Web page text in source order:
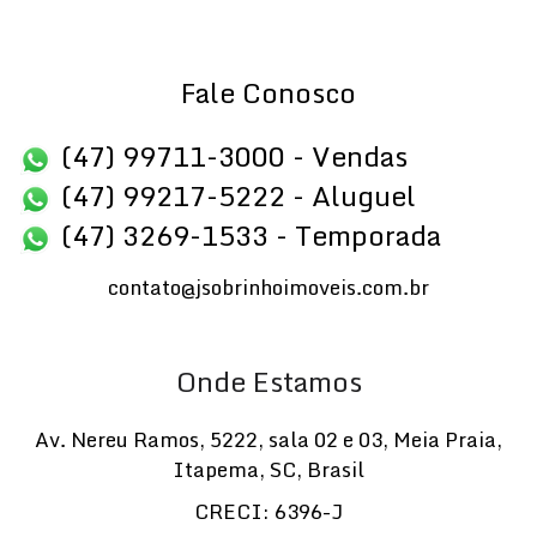
Fale Conosco
(47) 99711-3000 - Vendas
(47) 99217-5222 - Aluguel
(47) 3269-1533 - Temporada
contato@jsobrinhoimoveis.com.br
Onde Estamos
Av. Nereu Ramos, 5222, sala 02 e 03, Meia Praia,
Itapema, SC, Brasil
CRECI: 6396-J